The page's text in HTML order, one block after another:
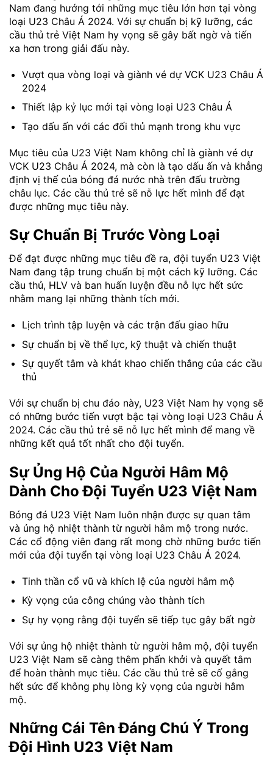
Nam đang hướng tới những mục tiêu lớn hơn tại vòng
loại U23 Châu Á 2024. Với sự chuẩn bị kỹ lưỡng, các
cầu thủ trẻ Việt Nam hy vọng sẽ gây bất ngờ và tiến
xa hơn trong giải đấu này.
Vượt qua vòng loại và giành vé dự VCK U23 Châu Á
2024
Thiết lập kỷ lục mới tại vòng loại U23 Châu Á
Tạo dấu ấn với các đối thủ mạnh trong khu vực
Mục tiêu của U23 Việt Nam không chỉ là giành vé dự
VCK U23 Châu Á 2024, mà còn là tạo dấu ấn và khẳng
định vị thế của bóng đá nước nhà trên đấu trường
châu lục. Các cầu thủ trẻ sẽ nỗ lực hết mình để đạt
được những mục tiêu này.
Sự Chuẩn Bị Trước Vòng Loại
Để đạt được những mục tiêu đề ra, đội tuyển U23 Việt
Nam đang tập trung chuẩn bị một cách kỹ lưỡng. Các
cầu thủ, HLV và ban huấn luyện đều nỗ lực hết sức
nhằm mang lại những thành tích mới.
Lịch trình tập luyện và các trận đấu giao hữu
Sự chuẩn bị về thể lực, kỹ thuật và chiến thuật
Sự quyết tâm và khát khao chiến thắng của các cầu
thủ
Với sự chuẩn bị chu đáo này, U23 Việt Nam hy vọng sẽ
có những bước tiến vượt bậc tại vòng loại U23 Châu Á
2024. Các cầu thủ trẻ sẽ nỗ lực hết mình để mang về
những kết quả tốt nhất cho đội tuyển.
Sự Ủng Hộ Của Người Hâm Mộ
Dành Cho Đội Tuyển U23 Việt Nam
Bóng đá U23 Việt Nam luôn nhận được sự quan tâm
và ủng hộ nhiệt thành từ người hâm mộ trong nước.
Các cổ động viên đang rất mong chờ những bước tiến
mới của đội tuyển tại vòng loại U23 Châu Á 2024.
Tinh thần cổ vũ và khích lệ của người hâm mộ
Kỳ vọng của công chúng vào thành tích
Sự hy vọng rằng đội tuyển sẽ tiếp tục gây bất ngờ
Với sự ủng hộ nhiệt thành từ người hâm mộ, đội tuyển
U23 Việt Nam sẽ càng thêm phấn khởi và quyết tâm
để hoàn thành mục tiêu. Các cầu thủ trẻ sẽ cố gắng
hết sức để không phụ lòng kỳ vọng của người hâm
mộ.
Những Cái Tên Đáng Chú Ý Trong
Đội Hình U23 Việt Nam